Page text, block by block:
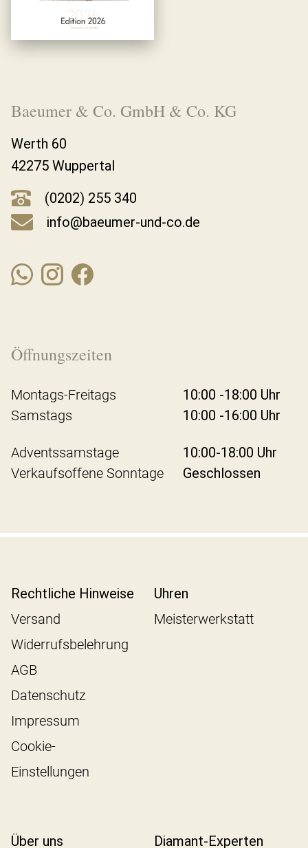
Baeumer & Co. GmbH & Co. KG
Werth 60
42275 Wuppertal
(0202) 255 340
info@baeumer-und-co.de
Öffnungszeiten
Montags-Freitags
10:00 -18:00 Uhr
Samstags
10:00 -16:00 Uhr
Adventssamstage
10:00-18:00 Uhr
Verkaufsoffene Sonntage
Geschlossen
Rechtliche Hinweise
Versand
Widerrufsbelehrung
AGB
Datenschutz
Impressum
Cookie-
Einstellungen
Uhren
Meisterwerkstatt
Über uns Diamant-Experten